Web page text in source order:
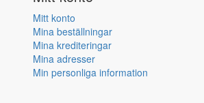
Mitt konto
Mina beställningar
Mina krediteringar
Mina adresser
Min personliga information